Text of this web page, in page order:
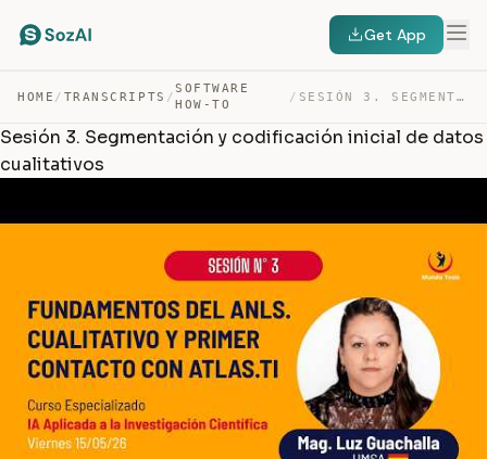
Get App
HOME / TRANSCRIPTS /
SOFTWARE
HOW-TO
/ SESIÓN 3. SEGMENTACIÓN Y CODIFICACIÓN INICIAL DE DATOS … — TRANSCRIPT
Sesión 3. Segmentación y codificación inicial de datos
cualitativos